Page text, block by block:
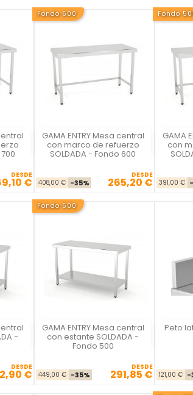
base
DESDE
€
Fondo 600
GAMA ENTRY Mesa central
con marco de refuerzo
SOLDADA - Fondo 600
Precio base
408,00 € -35% Precio
DESDE
265,20 €
La Casa del Chef
Fondo
GAMA
con
391,00 €
La
-
base
Precio
DESDE
€
Fondo 500
GAMA ENTRY Mesa central
con estante SOLDADA -
Fondo 500
Precio base
449,00 € -35% Precio
DESDE
291,85 €
La Casa del Chef Peto
121,00 € -
La